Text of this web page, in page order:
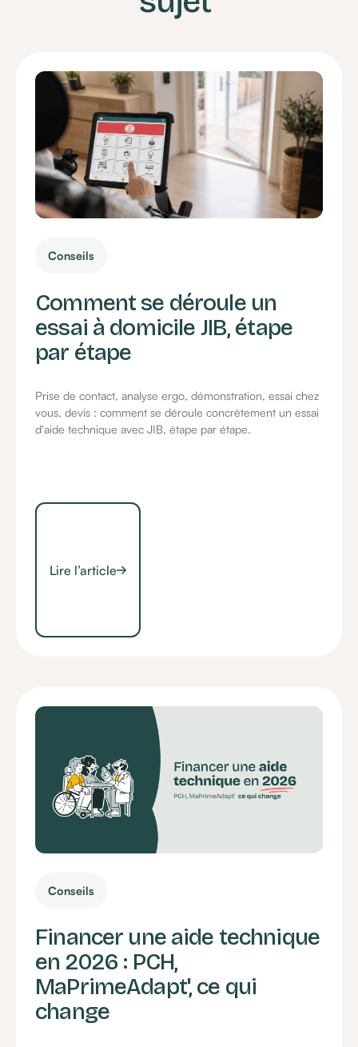
Conseils
Comment se déroule un
essai à domicile JIB, étape
par étape
Prise de contact, analyse ergo, démonstration, essai chez
vous, devis : comment se déroule concrètement un essai
d'aide technique avec JIB, étape par étape.
Lire l’article
Conseils
Financer une aide technique
en 2026 : PCH,
MaPrimeAdapt', ce qui
change